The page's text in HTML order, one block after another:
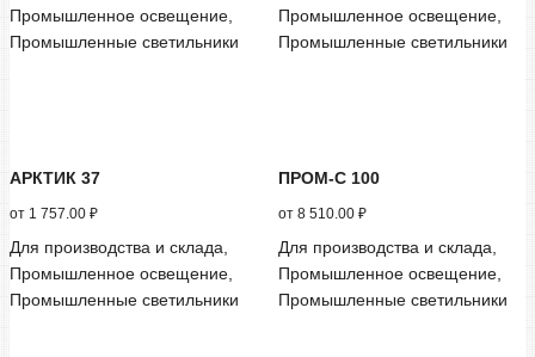
Промышленное освещение,
Промышленные светильники
Промышленное освещение,
Промышленные светильники
АРКТИК 37
от 1 757.00 ₽
Для производства и склада,
Промышленное освещение,
Промышленные светильники
ПРОМ-С 100
от 8 510.00 ₽
Для производства и склада,
Промышленное освещение,
Промышленные светильники